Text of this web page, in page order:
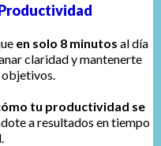
en solo 8 minutos al día
claridad y mantenerte
tu productividad se
a resultados en tiempo